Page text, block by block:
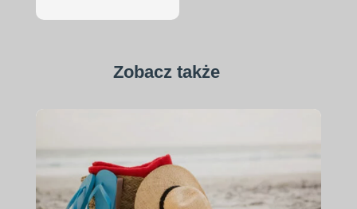
Zobacz także